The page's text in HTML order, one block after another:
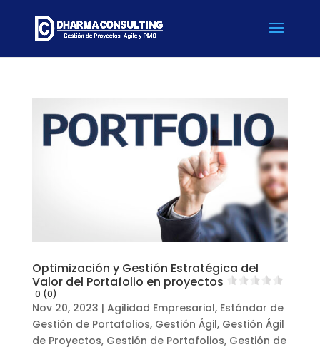
Optimización y Gestión Estratégica del
Valor del Portafolio en proyectos
0 (0)
Nov 20, 2023 | Agilidad Empresarial, Estándar de
Gestión de Portafolios, Gestión Ágil, Gestión Ágil
de Proyectos, Gestión de Portafolios, Gestión de